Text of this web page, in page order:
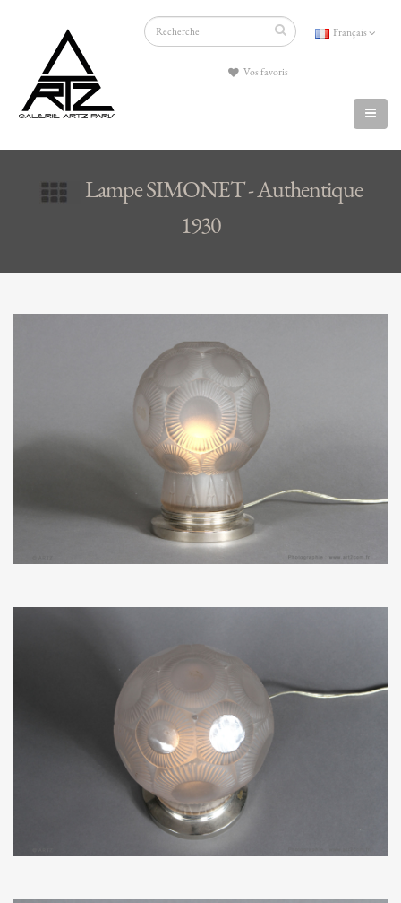
Français
Vos favoris
Lampe SIMONET - Authentique
1930